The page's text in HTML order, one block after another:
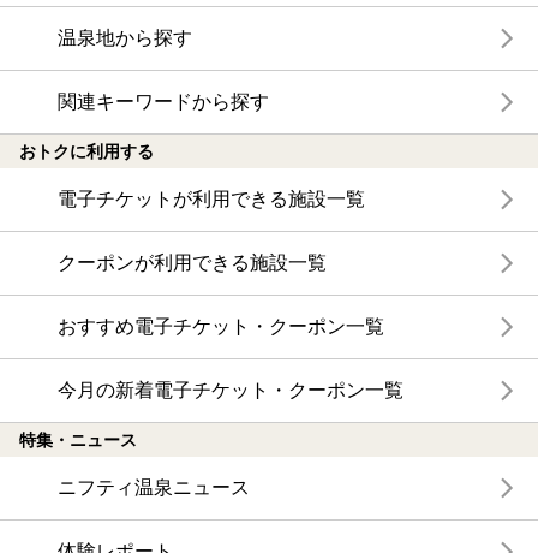
温泉地から探す
関連キーワードから探す
おトクに利用する
電子チケットが利用できる施設一覧
クーポンが利用できる施設一覧
おすすめ電子チケット・クーポン一覧
今月の新着電子チケット・クーポン一覧
特集・ニュース
ニフティ温泉ニュース